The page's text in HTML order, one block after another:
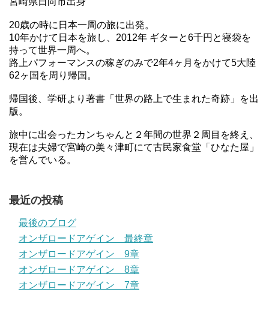
20歳の時に日本一周の旅に出発。
10年かけて日本を旅し、2012年 ギターと6千円と寝袋を
持って世界一周へ。
路上パフォーマンスの稼ぎのみで2年4ヶ月をかけて5大陸
62ヶ国を周り帰国。
帰国後、学研より著書「世界の路上で生まれた奇跡」を出
版。
旅中に出会ったカンちゃんと２年間の世界２周目を終え、
現在は夫婦で宮崎の美々津町にて古民家食堂「ひなた屋」
を営んでいる。
最近の投稿
最後のブログ
オンザロードアゲイン 最終章
オンザロードアゲイン 9章
オンザロードアゲイン 8章
オンザロードアゲイン 7章